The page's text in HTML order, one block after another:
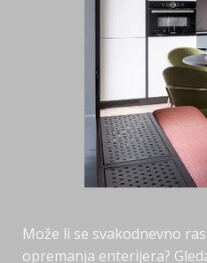
Može li se svakodnevno
opremanja enterijera?